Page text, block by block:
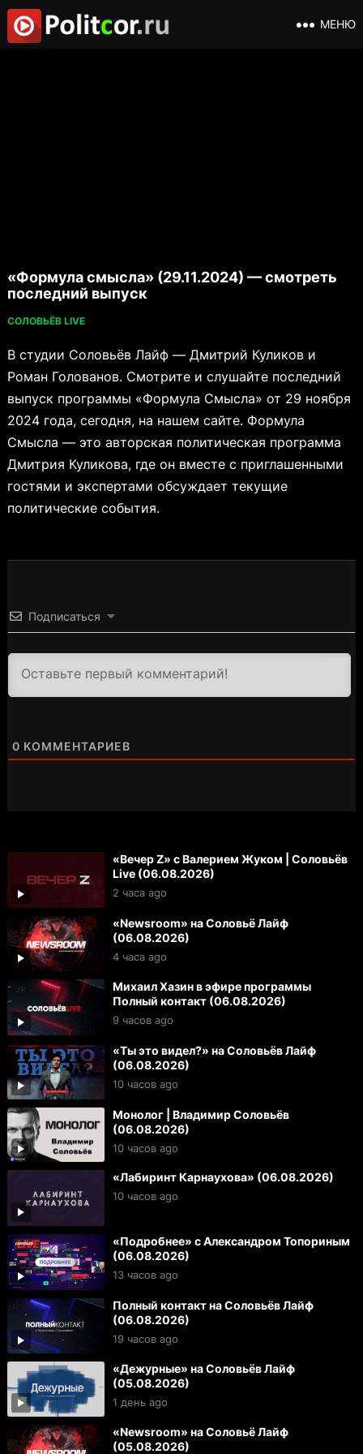
МЕНЮ
«Формула смысла» (29.11.2024) — смотреть
последний выпуск
СОЛОВЬЁВ LIVE
В студии Соловьёв Лайф — Дмитрий Куликов и
Роман Голованов. Смотрите и слушайте последний
выпуск программы «Формула Смысла» от 29 ноября
2024 года, сегодня, на нашем сайте. Формула
Смысла — это авторская политическая программа
Дмитрия Куликова, где он вместе с приглашенными
гостями и экспертами обсуждает текущие
политические события.
Подписаться
0 КОММЕНТАРИЕВ
«Вечер Z» с Валерием Жуком | Соловьёв
Live (06.08.2026)
2 часа ago
«Newsroom» на Соловьё Лайф
(06.08.2026)
4 часа ago
Михаил Хазин в эфире программы
Полный контакт (06.08.2026)
9 часов ago
«Ты это видел?» на Соловьёв Лайф
(06.08.2026)
10 часов ago
Монолог | Владимир Соловьёв
(06.08.2026)
10 часов ago
«Лабиринт Карнаухова» (06.08.2026)
10 часов ago
«Подробнее» с Александром Топориным
(06.08.2026)
13 часов ago
Полный контакт на Соловьёв Лайф
(06.08.2026)
19 часов ago
«Дежурные» на Соловьёв Лайф
(05.08.2026)
1 день ago
«Newsroom» на Соловьё Лайф
(05.08.2026)